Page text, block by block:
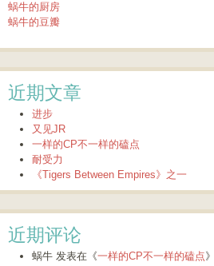
蜗牛的厨房
蜗牛的豆瓣
近期文章
进步
又见JR
一样的CP不一样的磕点
耐受力
《Tigers Between Empires》之一
近期评论
蜗牛 发表在《一样的CP不一样的磕点》